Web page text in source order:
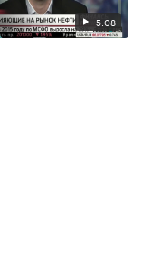
5:08